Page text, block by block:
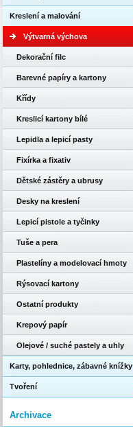
Kreslení a malování
Výtvarná výchova
Dekorační filc
Barevné papíry a kartony
Křídy
Kreslicí kartony bílé
Lepidla a lepicí pasty
Fixírka a fixativ
Dětské zástěry a ubrusy
Desky na kreslení
Lepicí pistole a tyčinky
Tuše a pera
Plastelíny a modelovací hmoty
Rýsovací kartony
Ostatní produkty
Krepový papír
Olejové / suché pastely a uhly
Karty, pohlednice, zábavné knížky
Tvoření
Archivace